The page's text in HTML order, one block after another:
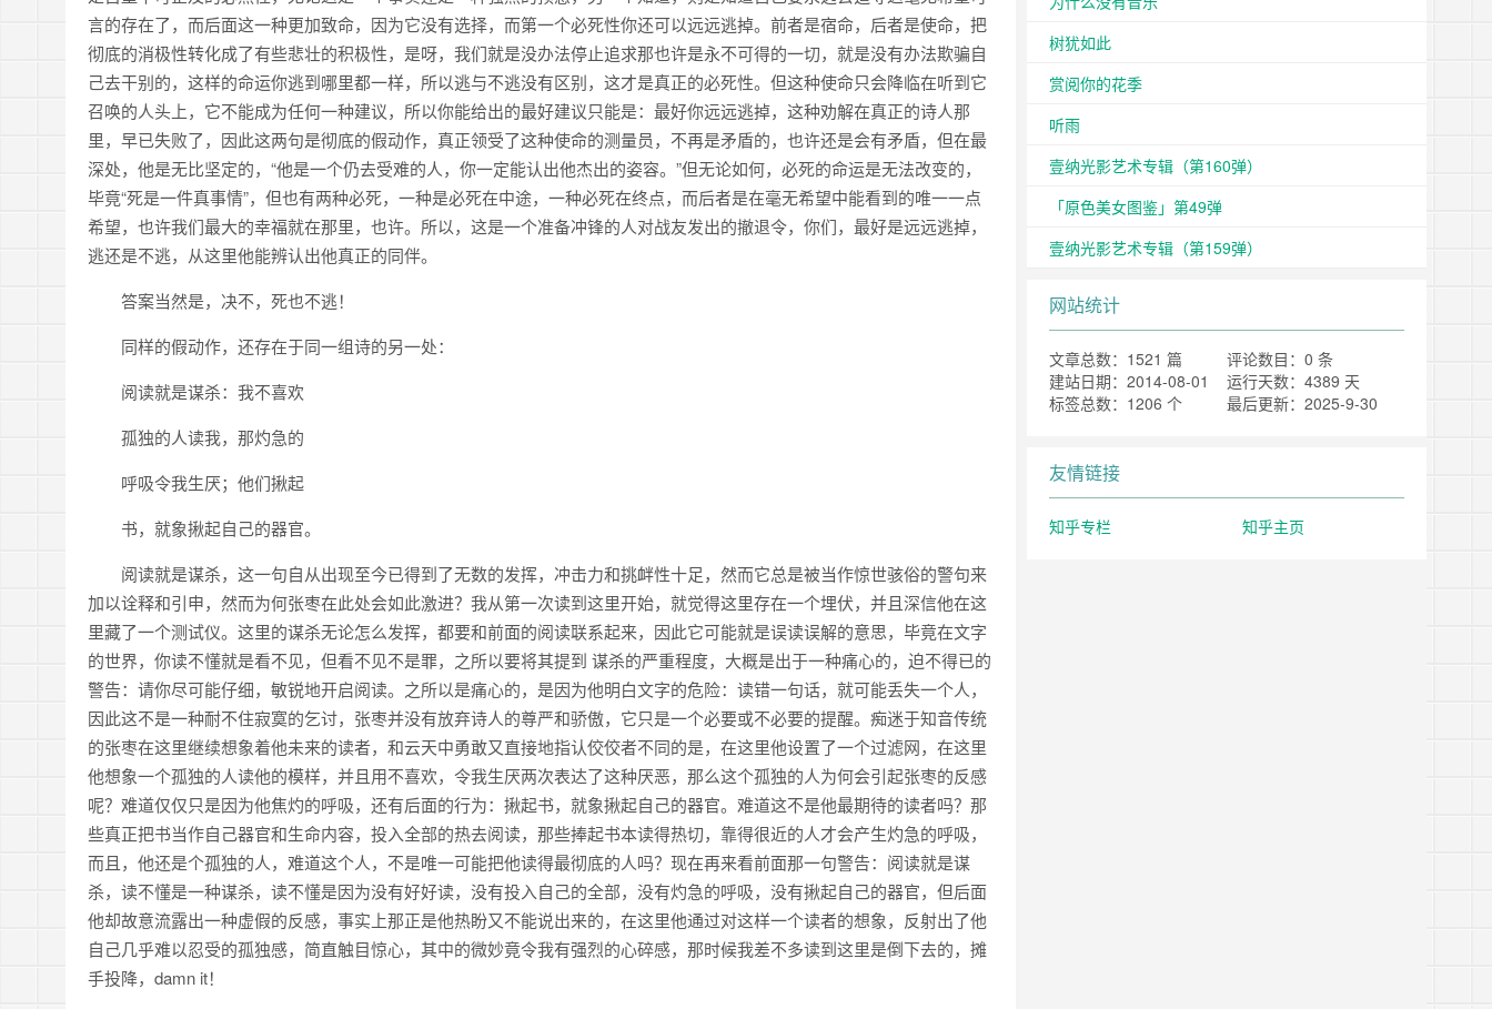
言的存在了，而后面这一种更加致命，因为它没有选择，而第一个必死性你还可以远远逃掉。前者是宿命，后者是使命，把
彻底的消极性转化成了有些悲壮的积极性，是呀，我们就是没办法停止追求那也许是永不可得的一切，就是没有办法欺骗自
己去干别的，这样的命运你逃到哪里都一样，所以逃与不逃没有区别，这才是真正的必死性。但这种使命只会降临在听到它
召唤的人头上，它不能成为任何一种建议，所以你能给出的最好建议只能是：最好你远远逃掉，这种劝解在真正的诗人那
里，早已失败了，因此这两句是彻底的假动作，真正领受了这种使命的测量员，不再是矛盾的，也许还是会有矛盾，但在最
深处，他是无比坚定的，“他是一个仍去受难的人，你一定能认出他杰出的姿容。”但无论如何，必死的命运是无法改变的，
毕竟“死是一件真事情”，但也有两种必死，一种是必死在中途，一种必死在终点，而后者是在毫无希望中能看到的唯一一点
希望，也许我们最大的幸福就在那里，也许。所以，这是一个准备冲锋的人对战友发出的撤退令，你们，最好是远远逃掉，
逃还是不逃，从这里他能辨认出他真正的同伴。
答案当然是，决不，死也不逃！
同样的假动作，还存在于同一组诗的另一处：
阅读就是谋杀：我不喜欢
孤独的人读我，那灼急的
呼吸令我生厌；他们揪起
书，就象揪起自己的器官。
阅读就是谋杀，这一句自从出现至今已得到了无数的发挥，冲击力和挑衅性十足，然而它总是被当作惊世骇俗的警句来
加以诠释和引申，然而为何张枣在此处会如此激进？我从第一次读到这里开始，就觉得这里存在一个埋伏，并且深信他在这
里藏了一个测试仪。这里的谋杀无论怎么发挥，都要和前面的阅读联系起来，因此它可能就是误读误解的意思，毕竟在文字
的世界，你读不懂就是看不见，但看不见不是罪，之所以要将其提到 谋杀的严重程度，大概是出于一种痛心的，迫不得已的
警告：请你尽可能仔细，敏锐地开启阅读。之所以是痛心的，是因为他明白文字的危险：读错一句话，就可能丢失一个人，
因此这不是一种耐不住寂寞的乞讨，张枣并没有放弃诗人的尊严和骄傲，它只是一个必要或不必要的提醒。痴迷于知音传统
的张枣在这里继续想象着他未来的读者，和云天中勇敢又直接地指认佼佼者不同的是，在这里他设置了一个过滤网，在这里
他想象一个孤独的人读他的模样，并且用不喜欢，令我生厌两次表达了这种厌恶，那么这个孤独的人为何会引起张枣的反感
呢？难道仅仅只是因为他焦灼的呼吸，还有后面的行为：揪起书，就象揪起自己的器官。难道这不是他最期待的读者吗？那
些真正把书当作自己器官和生命内容，投入全部的热去阅读，那些捧起书本读得热切，靠得很近的人才会产生灼急的呼吸，
而且，他还是个孤独的人，难道这个人，不是唯一可能把他读得最彻底的人吗？现在再来看前面那一句警告：阅读就是谋
杀，读不懂是一种谋杀，读不懂是因为没有好好读，没有投入自己的全部，没有灼急的呼吸，没有揪起自己的器官，但后面
他却故意流露出一种虚假的反感，事实上那正是他热盼又不能说出来的，在这里他通过对这样一个读者的想象，反射出了他
自己几乎难以忍受的孤独感，简直触目惊心，其中的微妙竟令我有强烈的心碎感，那时候我差不多读到这里是倒下去的，摊
手投降，damn it！
树犹如此
赏阅你的花季
听雨
壹纳光影艺术专辑（第160弹）
「原色美女图鉴」第49弹
壹纳光影艺术专辑（第159弹）
网站统计
文章总数：1521 篇
评论数目：0 条
建站日期：2014-08-01
运行天数：4389 天
标签总数：1206 个
最后更新：2025-9-30
友情链接
知乎专栏 知乎主页